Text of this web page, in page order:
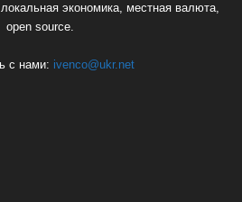
экономика, местная валюта,
open source.
с нами: ivenco@ukr.net